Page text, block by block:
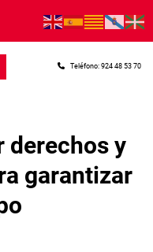
Teléfono: 924 48 53 70
derechos y
garantizar